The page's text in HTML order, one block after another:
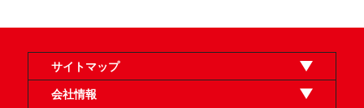
サイトマップ
オンラインショップ
買取
記事
選手一覧
デッキ検索
デッキ構築
イベント・大会
店舗のご案内
お問い合わせ
ヘルプ
FAQ
会社情報